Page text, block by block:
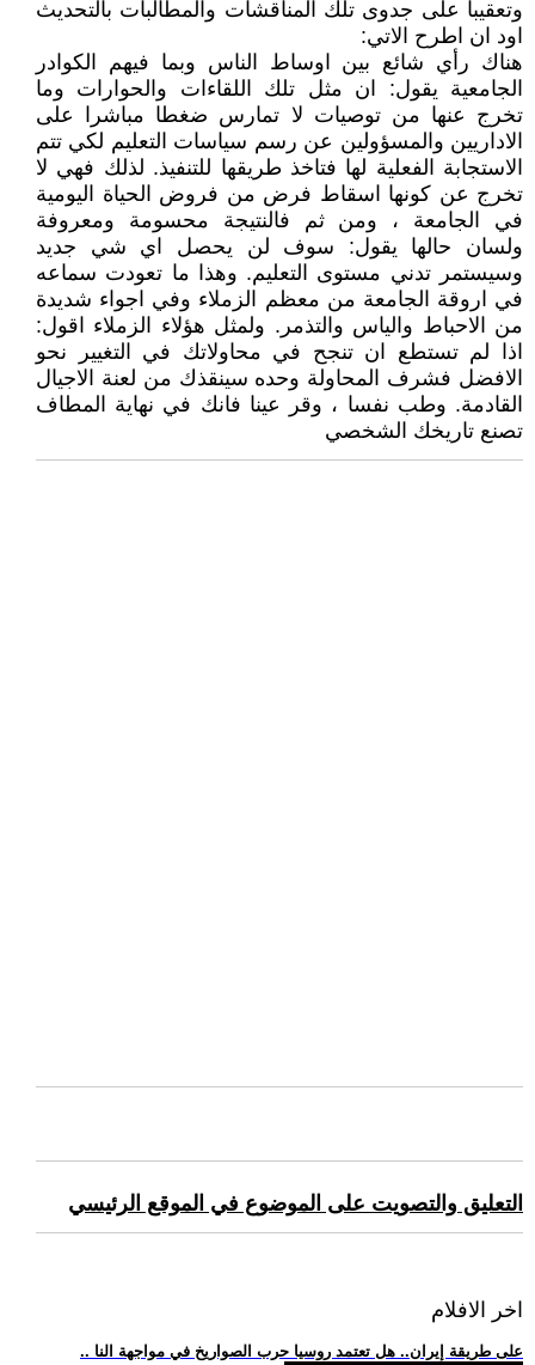
وتعقيبا على جدوى تلك المناقشات والمطالبات بالتحديث
اود ان اطرح الاتي:
هناك رأي شائع بين اوساط الناس وبما فيهم الكوادر
الجامعية يقول: ان مثل تلك اللقاءات والحوارات وما
تخرج عنها من توصيات لا تمارس ضغطا مباشرا على
الاداريين والمسؤولين عن رسم سياسات التعليم لكي تتم
الاستجابة الفعلية لها فتاخذ طريقها للتنفيذ. لذلك فهي لا
تخرج عن كونها اسقاط فرض من فروض الحياة اليومية
في الجامعة ، ومن ثم فالنتيجة محسومة ومعروفة
ولسان حالها يقول: سوف لن يحصل اي شي جديد
وسيستمر تدني مستوى التعليم. وهذا ما تعودت سماعه
في اروقة الجامعة من معظم الزملاء وفي اجواء شديدة
من الاحباط والياس والتذمر. ولمثل هؤلاء الزملاء اقول:
اذا لم تستطع ان تنجح في محاولاتك في التغيير نحو
الافضل فشرف المحاولة وحده سينقذك من لعنة الاجيال
القادمة. وطب نفسا ، وقر عينا فانك في نهاية المطاف
تصنع تاريخك الشخصي
التعليق والتصويت على الموضوع في الموقع الرئيسي
اخر الافلام
.. على طريقة إيران.. هل تعتمد روسيا حرب الصواريخ في مواجهة النا